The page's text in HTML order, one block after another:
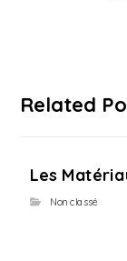
Related
Les
Non classé